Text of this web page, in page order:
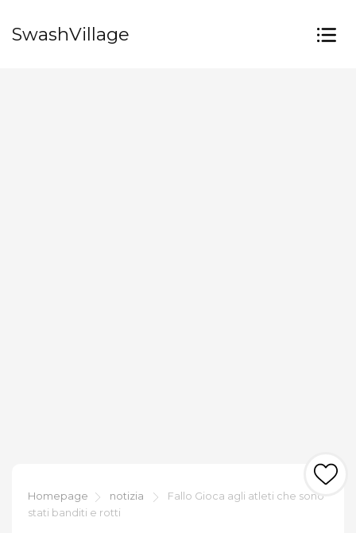
SwashVillage
Homepage notizia
Fallo Gioca agli atleti che sono
stati banditi e rotti